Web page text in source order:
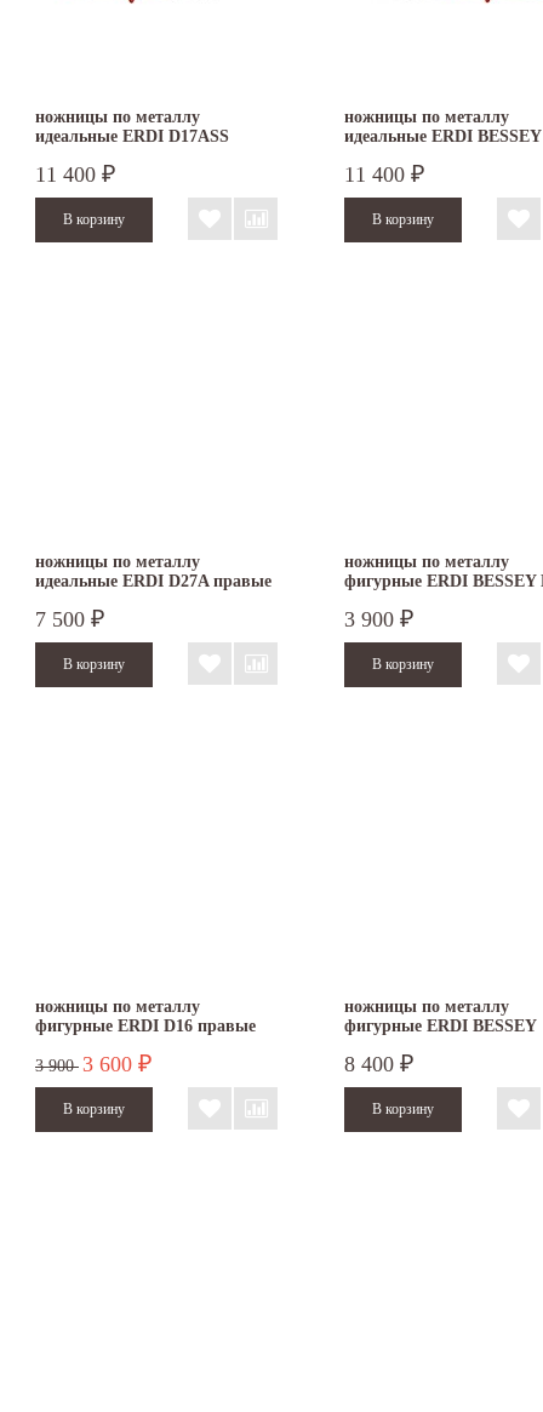
ножницы по металлу
идеальные ERDI D17ASS
11 400 ₽
ножницы по металлу
идеальные ERDI BESSEY
11 400 ₽
ножницы по металлу
идеальные ERDI D27A правые
7 500 ₽
ножницы по металлу
фигурные ERDI BESSEY
3 900 ₽
ножницы по металлу
фигурные ERDI D16 правые
3 900 3 600 ₽
ножницы по металлу
фигурные ERDI BESSEY
8 400 ₽